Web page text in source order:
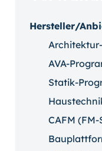
Hersteller/
AVA-
Statik-
CAFM